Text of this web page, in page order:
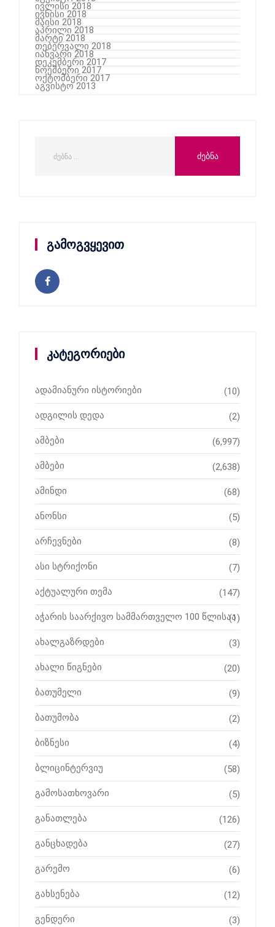
ივლისი 2018
ივნისი 2018
მაისი 2018
აპრილი 2018
მარტი 2018
თებერვალი 2018
იანვარი 2018
დეკემბერი 2017
ნოემბერი 2017
ოქტომბერი 2017
აგვისტო 2013
გამოგვყევით
კატეგორიები
ადამიანური ისტორიები (10)
ადგილის დედა (2)
ამბები (6,997)
ამბები (2,638)
ამინდი (68)
ანონსი (5)
არჩევნები (8)
ასი სტრიქონი (7)
აქტუალური თემა (147)
აჭარის საარქივო სამმართველო 100 წლისაა
(1)
ახალგაზრდები (3)
ახალი წიგნები (20)
ბათუმელი (9)
ბათუმობა (2)
ბიზნესი (4)
ბლიცინტერვიუ (58)
გამოსათხოვარი (5)
განათლება (126)
განცხადება (27)
გარემო (6)
გახსენება (12)
გენდერი (3)